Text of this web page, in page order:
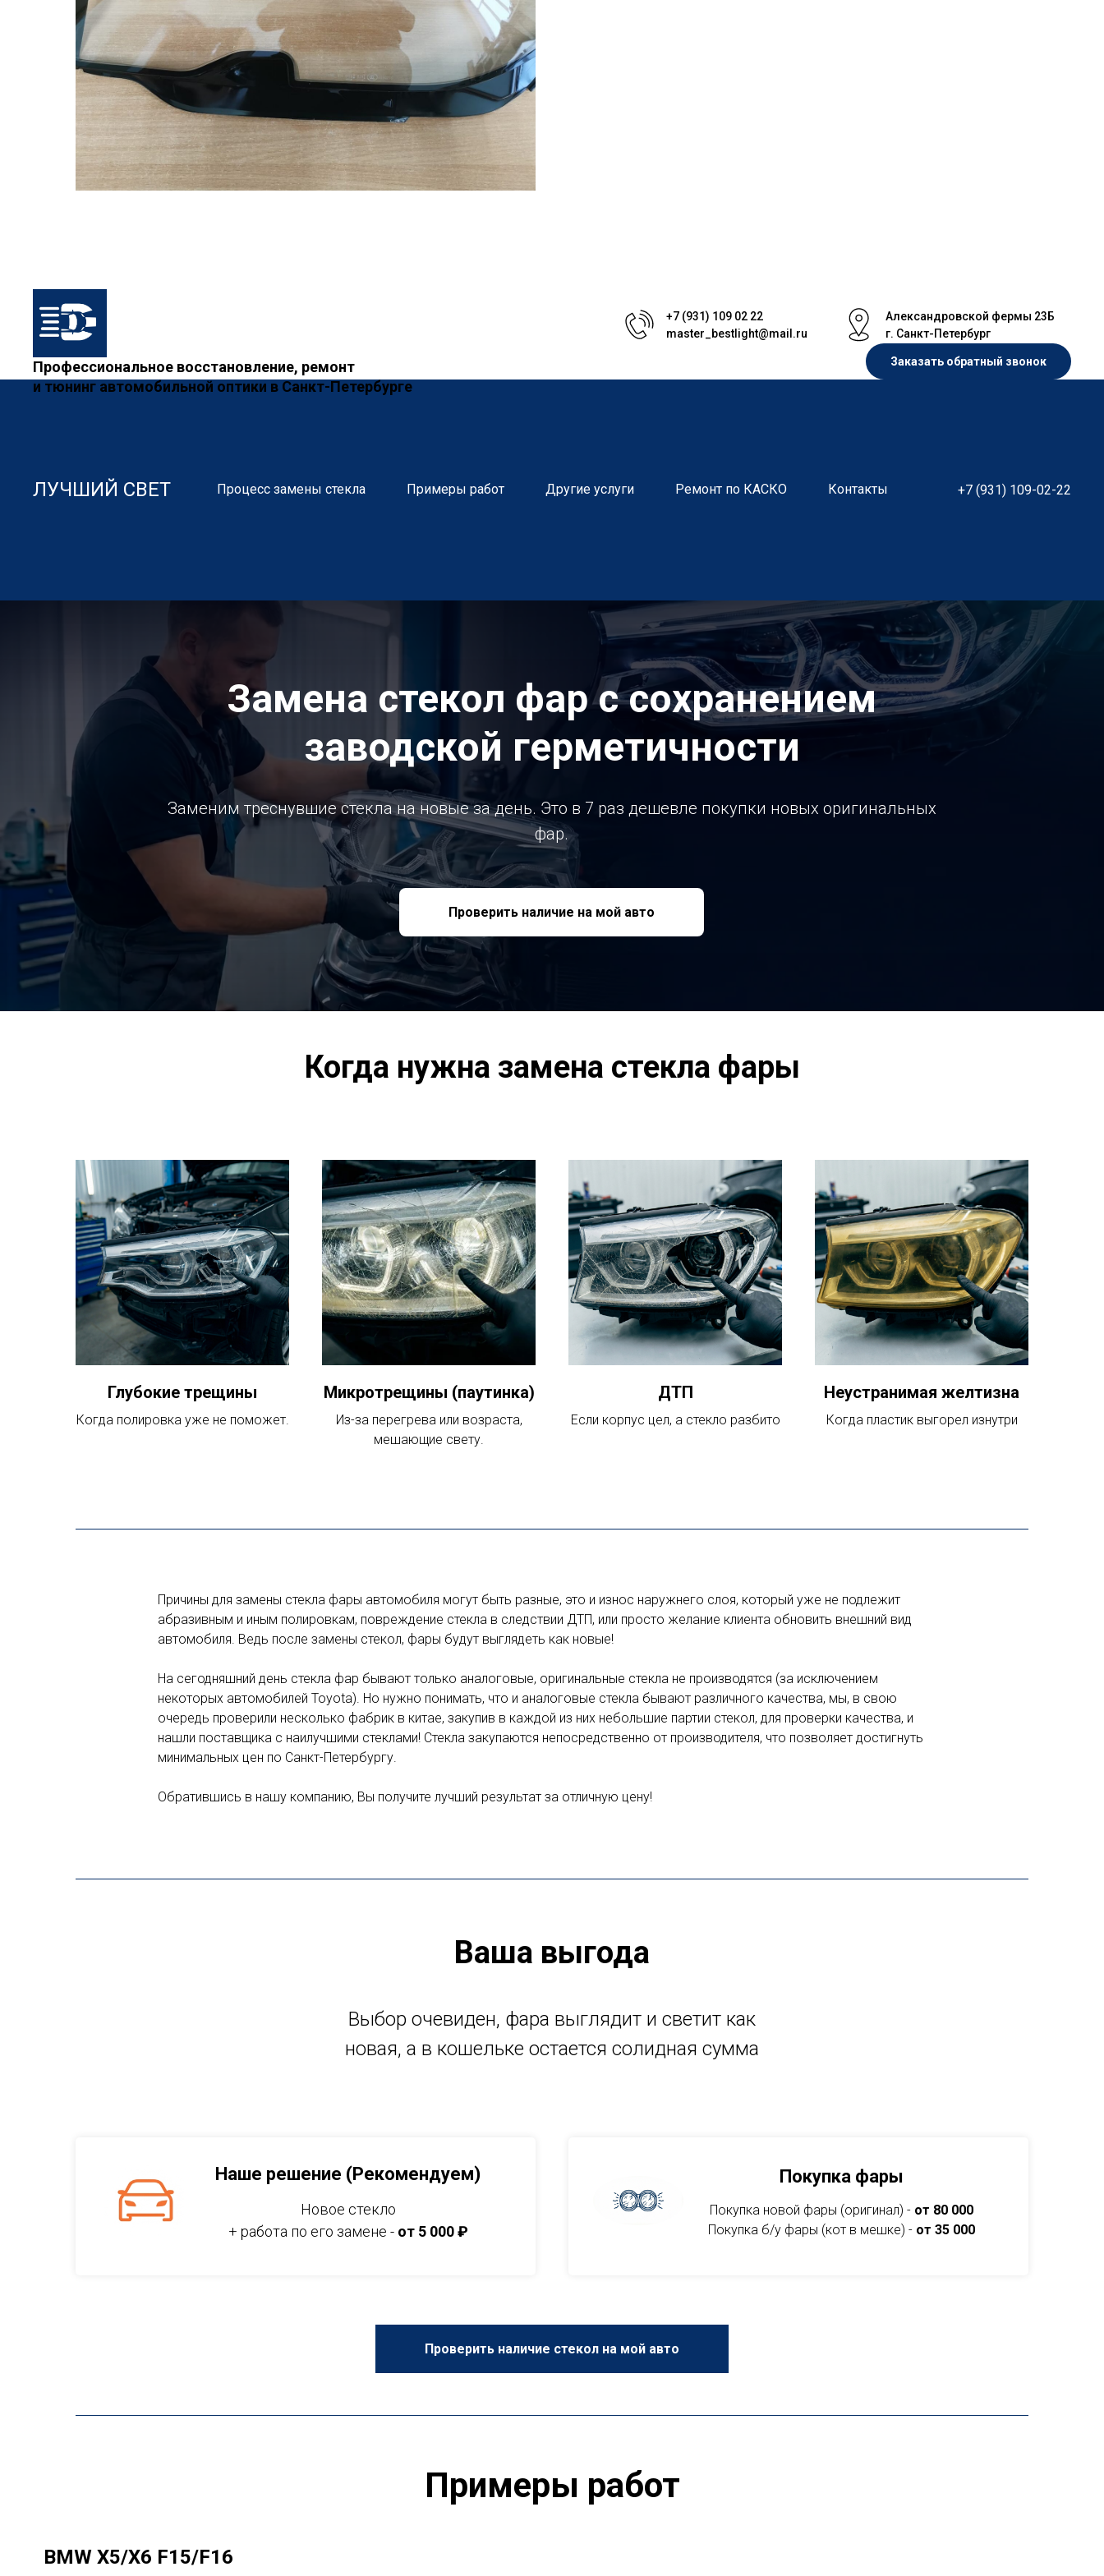
Профессиональное восстановление, ремонт
и тюнинг автомобильной оптики в Санкт-Петербурге
+7 (931) 109 02 22
master_bestlight@mail.ru
Александровской фермы 23Б
г. Санкт-Петербург
Заказать обратный звонок
ЛУЧШИЙ СВЕТ Процесс замены стекла Примеры работ Другие услуги Ремонт по КАСКО Контакты +7 (931) 109-02-22
Замена стекол фар с сохранением
заводской герметичности
Заменим треснувшие стекла на новые за день. Это в 7 раз дешевле покупки новых оригинальных
фар.
Проверить наличие на мой авто
Когда нужна замена стекла фары
Глубокие трещины
Когда полировка уже не поможет.
Микротрещины (паутинка)
Из-за перегрева или возраста,
мешающие свету.
ДТП
Если корпус цел, а стекло разбито
Неустранимая желтизна
Когда пластик выгорел изнутри
Причины для замены стекла фары автомобиля могут быть разные, это и износ наружнего слоя, который уже не подлежит
абразивным и иным полировкам, повреждение стекла в следствии ДТП, или просто желание клиента обновить внешний вид
автомобиля. Ведь после замены стекол, фары будут выглядеть как новые!
На сегодняшний день стекла фар бывают только аналоговые, оригинальные стекла не производятся (за исключением
некоторых автомобилей Toyota). Но нужно понимать, что и аналоговые стекла бывают различного качества, мы, в свою
очередь проверили несколько фабрик в китае, закупив в каждой из них небольшие партии стекол, для проверки качества, и
нашли поставщика с наилучшими стеклами! Стекла закупаются непосредственно от производителя, что позволяет достигнуть
минимальных цен по Санкт-Петербургу.
Обратившись в нашу компанию, Вы получите лучший результат за отличную цену!
Ваша выгода
Выбор очевиден, фара выглядит и светит как
новая, а в кошельке остается солидная сумма
Наше решение (Рекомендуем)
Новое стекло
+ работа по его замене - от 5 000 ₽
Покупка фары
Покупка новой фары (оригинал) - от 80 000
Покупка б/у фары (кот в мешке) - от 35 000
Проверить наличие стекол на мой авто
Примеры работ
BMW X5/X6 F15/F16